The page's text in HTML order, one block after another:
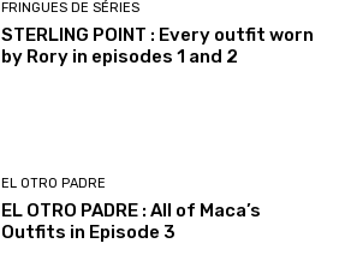
FRINGUES DE SÉRIES
STERLING POINT : Every outfit worn
by Rory in episodes 1 and 2
EL OTRO PADRE
EL OTRO PADRE : All of Maca’s
Outfits in Episode 3